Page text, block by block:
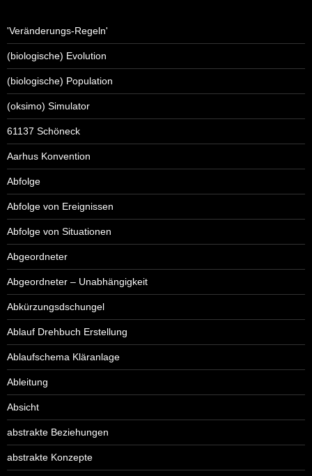
'Veränderungs-Regeln'
(biologische) Evolution
(biologische) Population
(oksimo) Simulator
61137 Schöneck
Aarhus Konvention
Abfolge
Abfolge von Ereignissen
Abfolge von Situationen
Abgeordneter
Abgeordneter – Unabhängigkeit
Abkürzungsdschungel
Ablauf Drehbuch Erstellung
Ablaufschema Kläranlage
Ableitung
Absicht
abstrakte Beziehungen
abstrakte Konzepte